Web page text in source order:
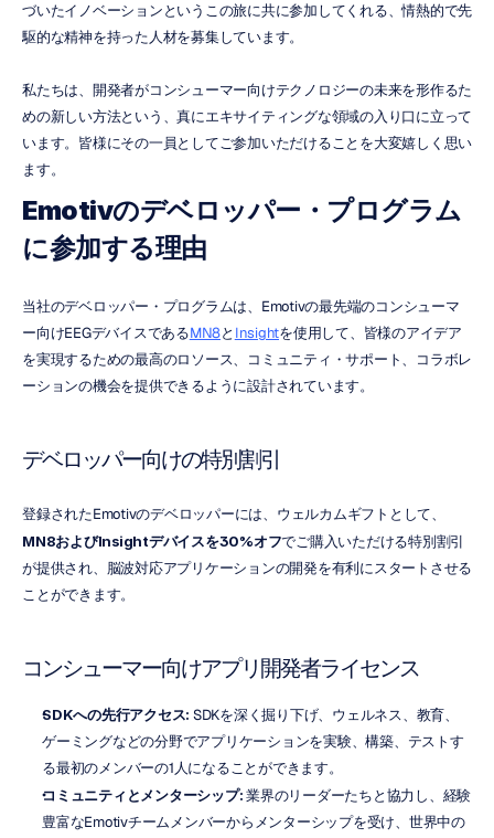
づいたイノベーションというこの旅に共に参加してくれる、情熱的で先
駆的な精神を持った人材を募集しています。
私たちは、開発者がコンシューマー向けテクノロジーの未来を形作るた
めの新しい方法という、真にエキサイティングな領域の入り口に立って
います。皆様にその一員としてご参加いただけることを大変嬉しく思い
ます。
Emotivのデベロッパー・プログラム
に参加する理由
当社のデベロッパー・プログラムは、Emotivの最先端のコンシューマ
ー向けEEGデバイスであるMN8と Insightを使用して、皆様のアイデア
を実現するための最高のロソース、コミュニティ・サポート、コラボレ
ーションの機会を提供できるように設計されています。
デベロッパー向けの特別割引
登録されたEmotivのデベロッパーには、ウェルカムギフトとして、
MN8およびInsightデバイスを30%オフでご購入いただける特別割引
が提供され、脳波対応アプリケーションの開発を有利にスタートさせる
ことができます。
コンシューマー向けアプリ開発者ライセンス
SDKへの先行アクセス: SDKを深く掘り下げ、ウェルネス、教育、
ゲーミングなどの分野でアプリケーションを実験、構築、テストす
る最初のメンバーの1人になることができます。
コミュニティとメンターシップ: 業界のリーダーたちと協力し、経験
豊富なEmotivチームメンバーからメンターシップを受け、世界中の